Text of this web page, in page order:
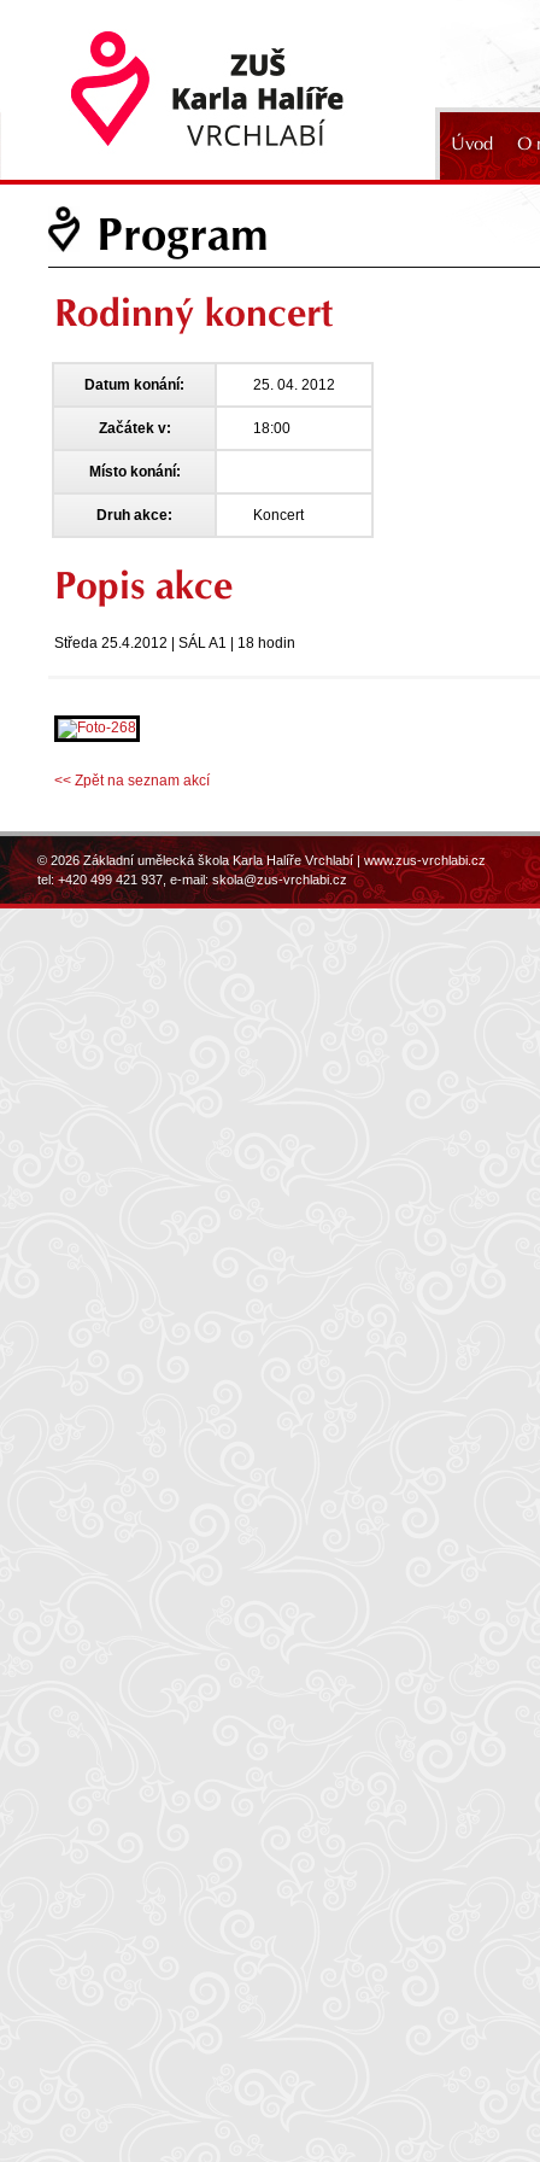
Úvod O
Program
Rodinný koncert
Datum konání: 25. 04. 2012
Začátek v: 18:00
Místo konání:
Druh akce: Koncert
Popis akce
Středa 25.4.2012 | SÁL A1 | 18 hodin
<< Zpět na seznam akcí
© 2026 Základní umělecká škola Karla Halíře Vrchlabí |www.zus-vrchlabi.cz
tel: +420 499 421 937, e-mail:skola@zus-vrchlabi.cz